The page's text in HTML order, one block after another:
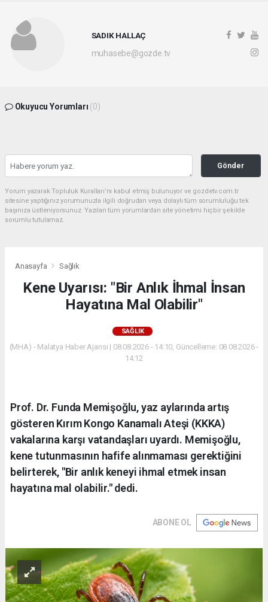
SADIK HALLAÇ
muhasebe@gozde.tv
Okuyucu Yorumları (0)
Gönder
Yorum yazarak Topluluk Kuralları’nı kabul etmiş bulunuyor ve gozdetv.com.tr
sitesine yaptığınız yorumunuzla ilgili doğrudan veya dolaylı tüm sorumluluğu tek
başınıza üstleniyorsunuz. Yazılan tüm yorumlardan site yönetimi hiçbir şekilde
sorumlu tutulamaz.
Anasayfa Sağlık
Kene Uyarısı: "Bir Anlık İhmal İnsan
Hayatına Mal Olabilir"
SAĞLIK
(MHA) - Malatya Haber Ajansı | 08.08.2026 - 14:10, Güncelleme: 08.08.2026 -
14:12
Prof. Dr. Funda Memişoğlu, yaz aylarında artış
gösteren Kırım Kongo Kanamalı Ateşi (KKKA)
vakalarına karşı vatandaşları uyardı. Memişoğlu,
kene tutunmasının hafife alınmaması gerektiğini
belirterek, "Bir anlık keneyi ihmal etmek insan
hayatına mal olabilir." dedi.
ABONE OL